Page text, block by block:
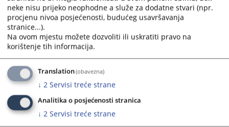
Godišnji izvještaj o radu suda za 2025. godinu
452
neke nisu prijeko neophodne a služe za dodatne stvari (npr.
procjenu nivoa posjećenosti, budućeg usavršavanja
stranice...).
Na ovom mjestu možete dozvoliti ili uskratiti pravo na
korištenje tih informacija.
Translation(obavezna)
↓ 2 Servisi treće strane
Analitika o posjećenosti stranica
↓ 2 Servisi treće strane